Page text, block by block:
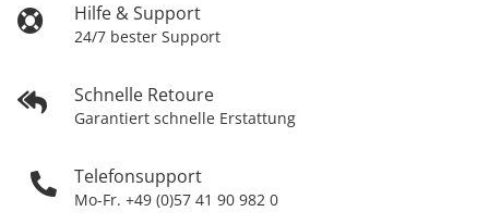
Hilfe & Support
24/7 bester Support
Schnelle Retoure
Garantiert schnelle Erstattung
Telefonsupport
Mo-Fr. +49 (0)57 41 90 982 0